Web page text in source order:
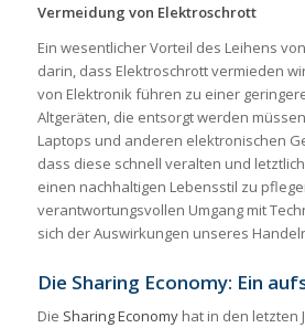
Vermeidung von Elektroschrott
Ein wesentlicher Vorteil des Leihens
darin, dass Elektroschrott vermieden
von Elektronik führen zu einer
Altgeräten, die entsorgt werden
Laptops und anderen elektronischen
dass diese schnell veralten und
einen nachhaltigen Lebensstil zu
verantwortungsvollen Umgang mit
sich der Auswirkungen unseres
Die Sharing Economy: Ein
Die Sharing Economyhat in den letzten